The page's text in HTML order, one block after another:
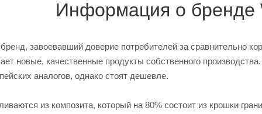
Информация о бренде
завоевавший доверие потребителей за сравнительно
новые, качественные продукты собственного
аналогов, однако стоят дешевле.
из композита, который на 80% состоит из крошки